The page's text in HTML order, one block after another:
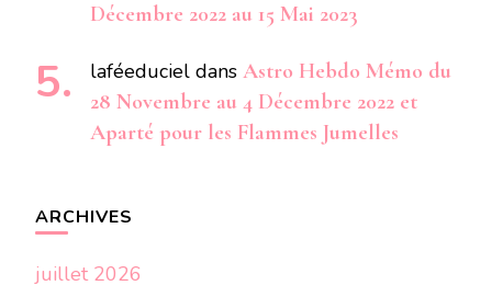
Décembre 2022 au 15 Mai 2023
laféeduciel dans Astro Hebdo Mémo du
28 Novembre au 4 Décembre 2022 et
Aparté pour les Flammes Jumelles
ARCHIVES
juillet 2026